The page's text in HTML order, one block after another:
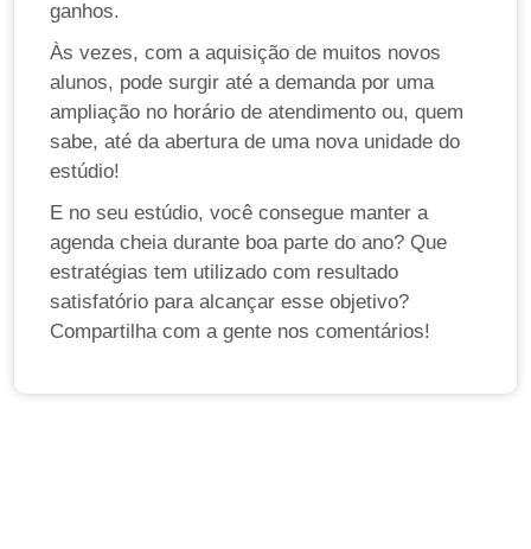
ganhos.
Às vezes, com a aquisição de muitos novos
alunos, pode surgir até a demanda por uma
ampliação no horário de atendimento ou, quem
sabe, até da abertura de uma nova unidade do
estúdio!
E no seu estúdio, você consegue manter a
agenda cheia durante boa parte do ano? Que
estratégias tem utilizado com resultado
satisfatório para alcançar esse objetivo?
Compartilha com a gente nos comentários!